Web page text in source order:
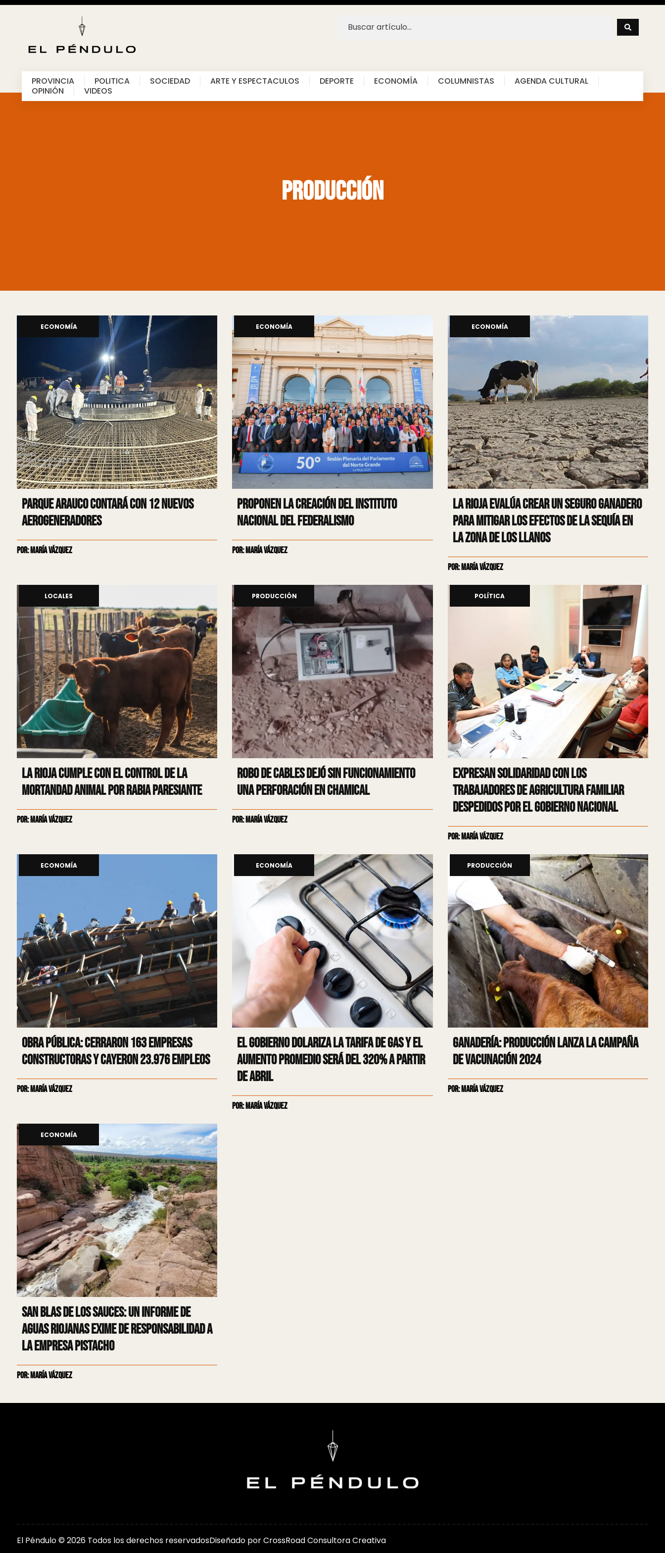
PROVINCIA POLITICA SOCIEDAD ARTE Y ESPECTACULOS DEPORTE ECONOMÍA COLUMNISTAS
AGENDA CULTURAL
OPINIÓN
VIDEOS
Producción
ECONOMÍA
Parque Arauco contará con 12 nuevos
aerogeneradores
Por: María Vázquez
ECONOMÍA
Proponen la creación del Instituto
Nacional del Federalismo
Por: María Vázquez
ECONOMÍA
La Rioja evalúa crear un seguro ganadero
para mitigar los efectos de la sequía en
la zona de los Llanos
Por: María Vázquez
LOCALES
La Rioja cumple con el control de la
mortandad animal por Rabia Paresiante
Por: María Vázquez
PRODUCCIÓN
Robo de cables dejó sin funcionamiento
una perforación en Chamical
Por: María Vázquez
POLÍTICA
Expresan solidaridad con los
trabajadores de Agricultura Familiar
despedidos por el gobierno Nacional
Por: María Vázquez
ECONOMÍA
Obra Pública: Cerraron 163 empresas
constructoras y cayeron 23.976 empleos
Por: María Vázquez
ECONOMÍA
El Gobierno dolariza la tarifa de gas y el
aumento promedio será del 320% a partir
de abril
Por: María Vázquez
PRODUCCIÓN
Ganadería: Producción lanza la campaña
de vacunación 2024
Por: María Vázquez
ECONOMÍA
San Blas de Los Sauces: Un informe de
Aguas Riojanas exime de responsabilidad a
la empresa Pistacho
Por: María Vázquez
El Péndulo © 2026 Todos los derechos reservadosDiseñado porCrossRoad Consultora Creativa